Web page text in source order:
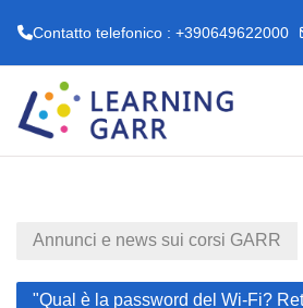
Contatto telefonico : +390649622000
Annunci e news sui corsi GARR
"Qual è la password del Wi-Fi?